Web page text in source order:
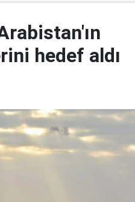
hedef aldı